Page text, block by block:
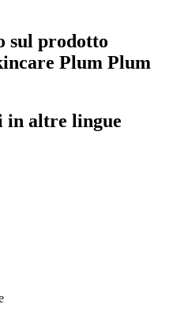
sul prodotto
Plum Plum
in altre lingue